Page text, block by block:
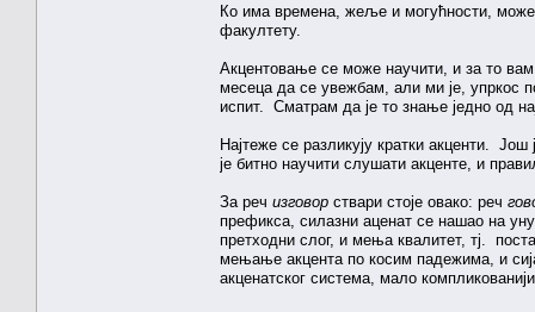
Ко има времена, жеље и могућности,
факултету.
Акцентовање се може научити, и за то
месеца да се увежбам, али ми је, упркос
испит. Сматрам да је то знање једно од
Најтеже се разликују кратки акценти.
је битно научити слушати акценте, и
За реч изговор ствари стоје овако: реч
префикса, силазни аценат се нашао на
претходни слог, и мења квалитет, тј.
мењање акцента по косим падежима, и
акценатског система, мало